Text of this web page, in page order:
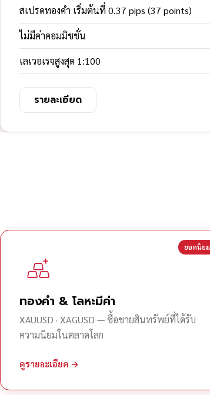
สเปรดทองคำ เริ่มต้นที่ 0.37 pips (37 points)
ไม่มีค่าคอมมิชชั่น
เลเวอเรจสูงสุด 1:100
รายละเอียด
ยอดนิยม
ทองคำ & โลหะมีค่า
XAUUSD · XAGUSD — ซื้อขายสินทรัพย์ที่ได้รับ
ความนิยมในตลาดโลก
ดูรายละเอียด →